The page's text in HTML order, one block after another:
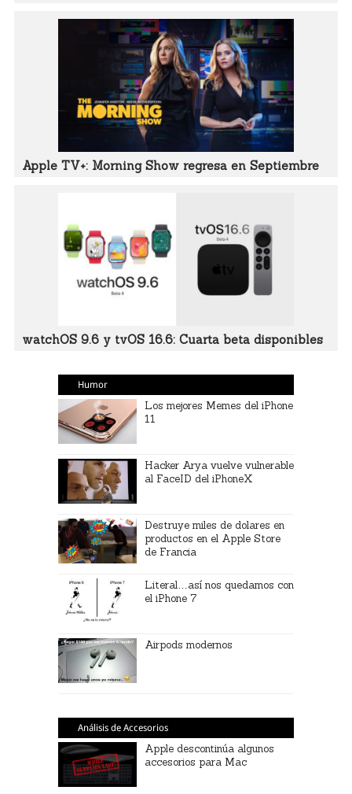
Apple TV+: Morning Show regresa en Septiembre
watchOS 9.6 y tvOS 16.6: Cuarta beta disponibles
Humor
Los mejores Memes del iPhone
11
Hacker Arya vuelve vulnerable
al FaceID del iPhoneX
Destruye miles de dolares en
productos en el Apple Store
de Francia
Literal…así nos quedamos con
el iPhone 7
Airpods modernos
Análisis de Accesorios
Apple descontinúa algunos
accesorios para Mac